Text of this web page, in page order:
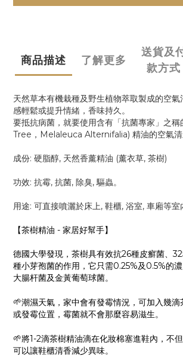
商品描述 了解更多
送貨及
款方式
天然草本有機栽種及野生植物萃取製成的空
感輕鬆或提升情緒，香味持久。
要抵抗病菌，就要使用含有「抗菌專家」之
Tree，Melaleuca Alternifalia) 精油的空氣
成份: 硬脂醇, 天然香薰精油 (薰衣草, 茶樹)
功效: 抗霉, 抗菌, 除臭, 驅蟲。
用途: 可直接噴灑於床上, 鞋櫃, 浴室, 車廂等室
【茶樹精油 - 家居好幫手】
德國大學發現，茶樹具有效抗26種皮癬菌、
種小芽孢菌的作用，它只需0.25%及0.5%的
大腸杆菌及金黃葡萄球菌。
🌱潮濕天氣，家中會有發霉情況，可加入幾
或發霉位置，霉菌就不會那麼容易滋生。
🌱將1-2滴茶樹精油滴在化妝棉塞進鞋內，不
可以讓鞋櫃清香減少異味。